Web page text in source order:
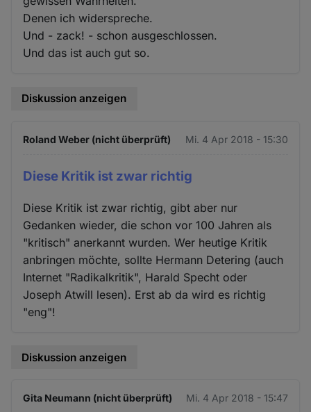
Denen ich widerspreche.
Und - zack! - schon ausgeschlossen.
Und das ist auch gut so.
Diskussion anzeigen
Roland Weber (nicht überprüft) Mi. 4 Apr 2018 - 15:30
Diese Kritik ist zwar richtig
Diese Kritik ist zwar richtig, gibt aber nur
Gedanken wieder, die schon vor 100 Jahren als
"kritisch" anerkannt wurden. Wer heutige Kritik
anbringen möchte, sollte Hermann Detering (auch
Internet "Radikalkritik", Harald Specht oder
Joseph Atwill lesen). Erst ab da wird es richtig
"eng"!
Diskussion anzeigen
Gita Neumann (nicht überprüft) Mi. 4 Apr 2018 - 15:47